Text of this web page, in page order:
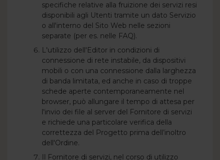
specifiche relative alla fruizione dei servizi resi
disponibili agli Utenti tramite un dato Servizio
o all'interno del Sito Web nelle sezioni
separate (per es. nelle FAQ).
L'utilizzo dell'Editor in condizioni di
connessione di rete instabile, da dispositivi
mobili o con una connessione dalla larghezza
di banda limitata, ed anche in caso di troppe
schede aperte contemporaneamente nel
browser, può allungare il tempo di attesa per
l'invio dei file al server del Fornitore di servizi
e richiede una particolare verifica della
correttezza del Progetto prima dell’inoltro
dell'Ordine.
Il Fornitore di servizi, nel corso di utilizzo